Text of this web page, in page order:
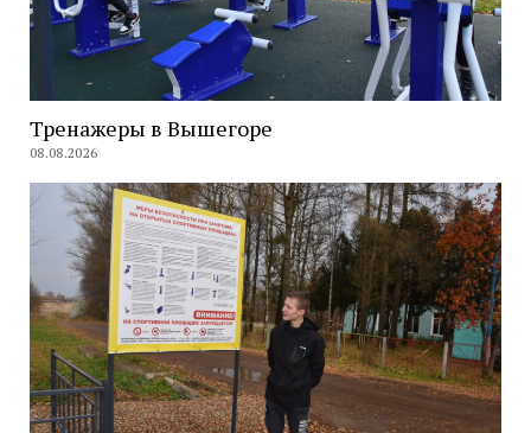
Тренажеры в Вышегоре
08.08.2026